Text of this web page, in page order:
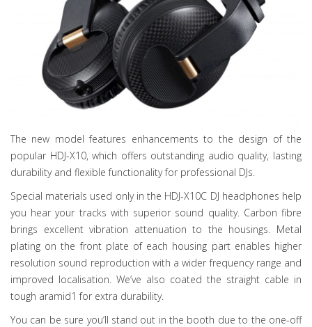
The new model features enhancements to the design of the
popular HDJ-X10, which offers outstanding audio quality, lasting
durability and flexible functionality for professional DJs.
Special materials used only in the HDJ-X10C DJ headphones help
you hear your tracks with superior sound quality. Carbon fibre
brings excellent vibration attenuation to the housings. Metal
plating on the front plate of each housing part enables higher
resolution sound reproduction with a wider frequency range and
improved localisation. We’ve also coated the straight cable in
tough aramid1 for extra durability.
You can be sure you’ll stand out in the booth due to the one-off